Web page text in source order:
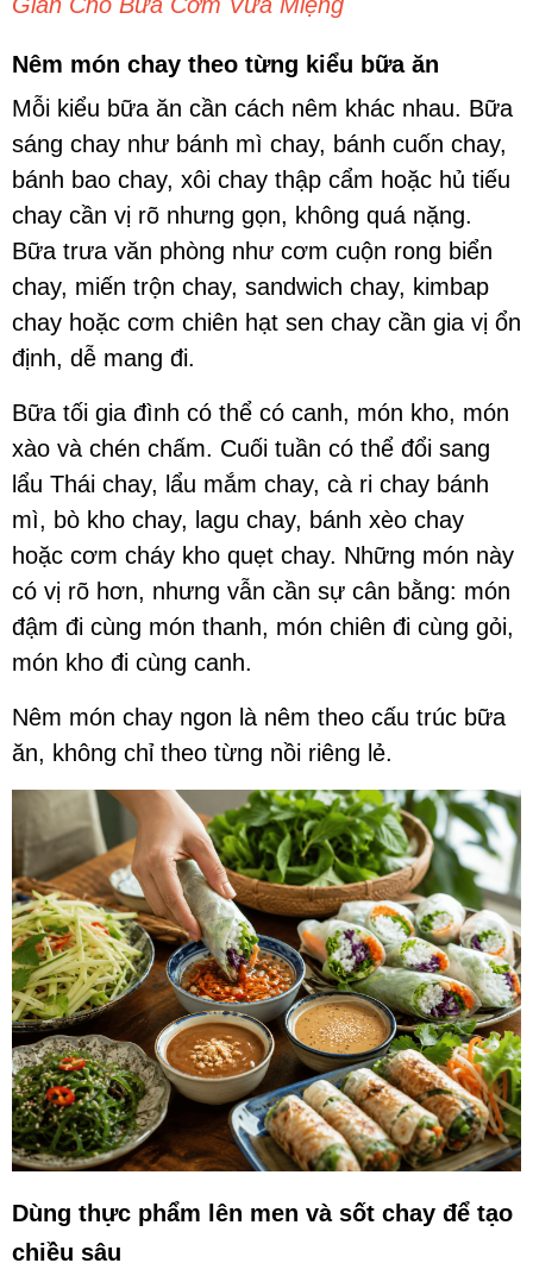
Giản Cho Bữa Cơm Vừa Miệng
Nêm món chay theo từng kiểu bữa ăn
Mỗi kiểu bữa ăn cần cách nêm khác nhau. Bữa
sáng chay như bánh mì chay, bánh cuốn chay,
bánh bao chay, xôi chay thập cẩm hoặc hủ tiếu
chay cần vị rõ nhưng gọn, không quá nặng.
Bữa trưa văn phòng như cơm cuộn rong biển
chay, miến trộn chay, sandwich chay, kimbap
chay hoặc cơm chiên hạt sen chay cần gia vị ổn
định, dễ mang đi.
Bữa tối gia đình có thể có canh, món kho, món
xào và chén chấm. Cuối tuần có thể đổi sang
lẩu Thái chay, lẩu mắm chay, cà ri chay bánh
mì, bò kho chay, lagu chay, bánh xèo chay
hoặc cơm cháy kho quẹt chay. Những món này
có vị rõ hơn, nhưng vẫn cần sự cân bằng: món
đậm đi cùng món thanh, món chiên đi cùng gỏi,
món kho đi cùng canh.
Nêm món chay ngon là nêm theo cấu trúc bữa
ăn, không chỉ theo từng nồi riêng lẻ.
Dùng thực phẩm lên men và sốt chay để tạo
chiều sâu